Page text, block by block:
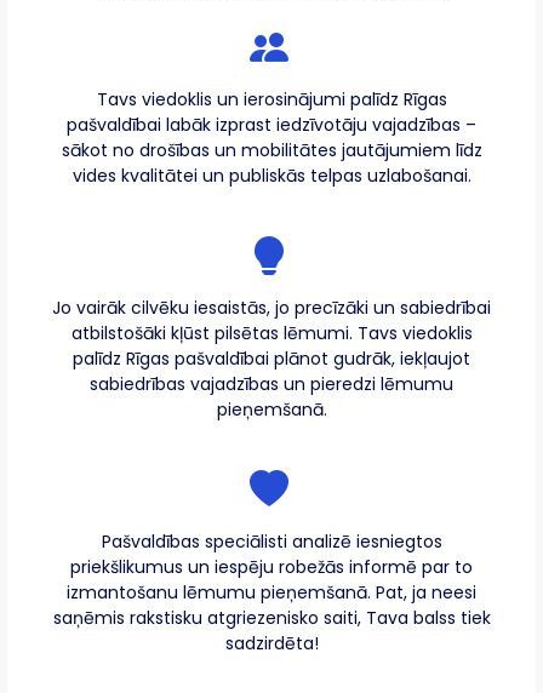
Tavs viedoklis un ierosinājumi palīdz Rīgas
pašvaldībai labāk izprast iedzīvotāju vajadzības –
sākot no drošības un mobilitātes jautājumiem līdz
vides kvalitātei un publiskās telpas uzlabošanai.
Jo vairāk cilvēku iesaistās, jo precīzāki un sabiedrībai
atbilstošāki kļūst pilsētas lēmumi. Tavs viedoklis
palīdz Rīgas pašvaldībai plānot gudrāk, iekļaujot
sabiedrības vajadzības un pieredzi lēmumu
pieņemšanā.
Pašvaldības speciālisti analizē iesniegtos
priekšlikumus un iespēju robežās informē par to
izmantošanu lēmumu pieņemšanā. Pat, ja neesi
saņēmis rakstisku atgriezenisko saiti, Tava balss tiek
sadzirdēta!